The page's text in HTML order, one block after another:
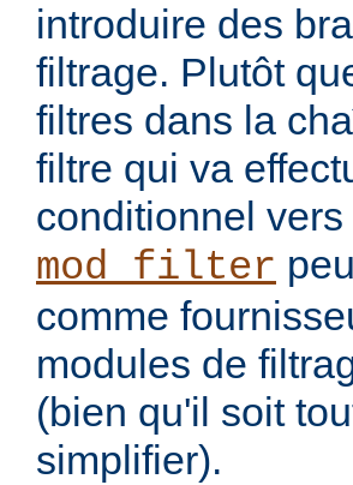
introduire des
filtrage. Plutôt
filtres dans la
filtre qui va
conditionnel
mod_filter
comme
modules de
(bien qu'il soit
simplifier).